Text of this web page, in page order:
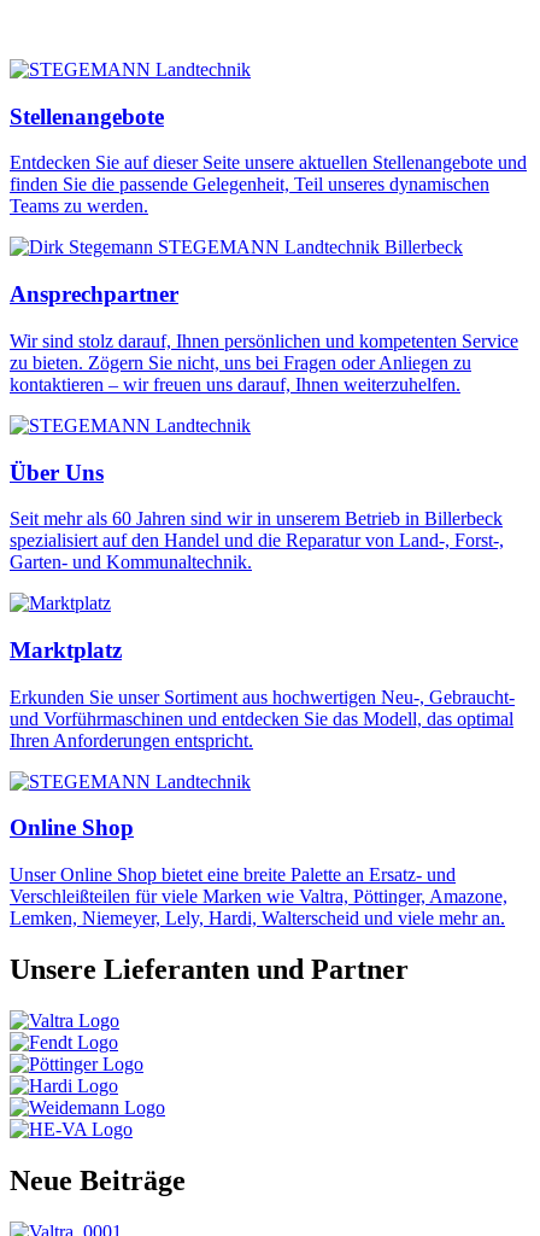
Stellenangebote
Entdecken Sie auf dieser Seite unsere aktuellen Stellenangebote und
finden Sie die passende Gelegenheit, Teil unseres dynamischen
Teams zu werden.
Ansprechpartner
Wir sind stolz darauf, Ihnen persönlichen und kompetenten Service
zu bieten. Zögern Sie nicht, uns bei Fragen oder Anliegen zu
kontaktieren – wir freuen uns darauf, Ihnen weiterzuhelfen.
Über Uns
Seit mehr als 60 Jahren sind wir in unserem Betrieb in Billerbeck
spezialisiert auf den Handel und die Reparatur von Land-, Forst-,
Garten- und Kommunaltechnik.
Marktplatz
Erkunden Sie unser Sortiment aus hochwertigen Neu-, Gebraucht-
und Vorführmaschinen und entdecken Sie das Modell, das optimal
Ihren Anforderungen entspricht.
Online Shop
Unser Online Shop bietet eine breite Palette an Ersatz- und
Verschleißteilen für viele Marken wie Valtra, Pöttinger, Amazone,
Lemken, Niemeyer, Lely, Hardi, Walterscheid und viele mehr an.
Unsere Lieferanten und Partner
Neue Beiträge